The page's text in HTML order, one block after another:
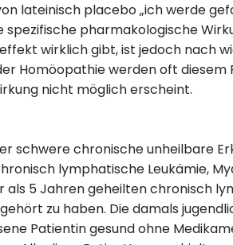
lateinisch placebo „ich werde
spezifische pharmakologische
wirklich gibt, ist jedoch nach
Homöopathie werden oft
nicht möglich erscheint.
schwere chronische unheilbare
lymphatische Leukämie,
als 5 Jahren geheilten chronisch
zu haben. Die damals
Patientin gesund ohne